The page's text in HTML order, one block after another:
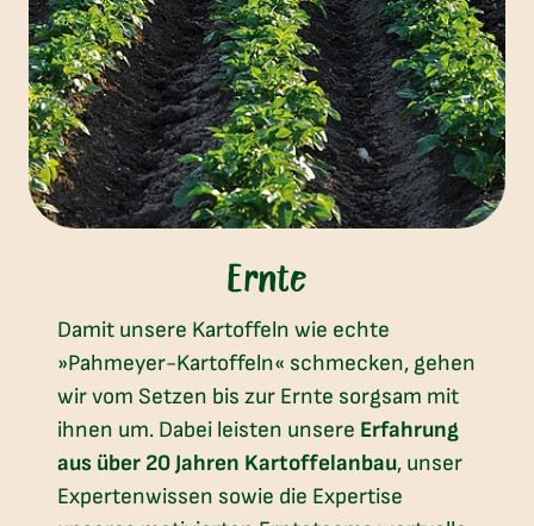
Ernte
Damit unsere Kartoffeln wie echte
»Pahmeyer-Kartoffeln« schmecken, gehen
wir vom Setzen bis zur Ernte sorgsam mit
ihnen um. Dabei leisten unsere Erfahrung
aus über 20 Jahren Kartoffelanbau, unser
Expertenwissen sowie die Expertise